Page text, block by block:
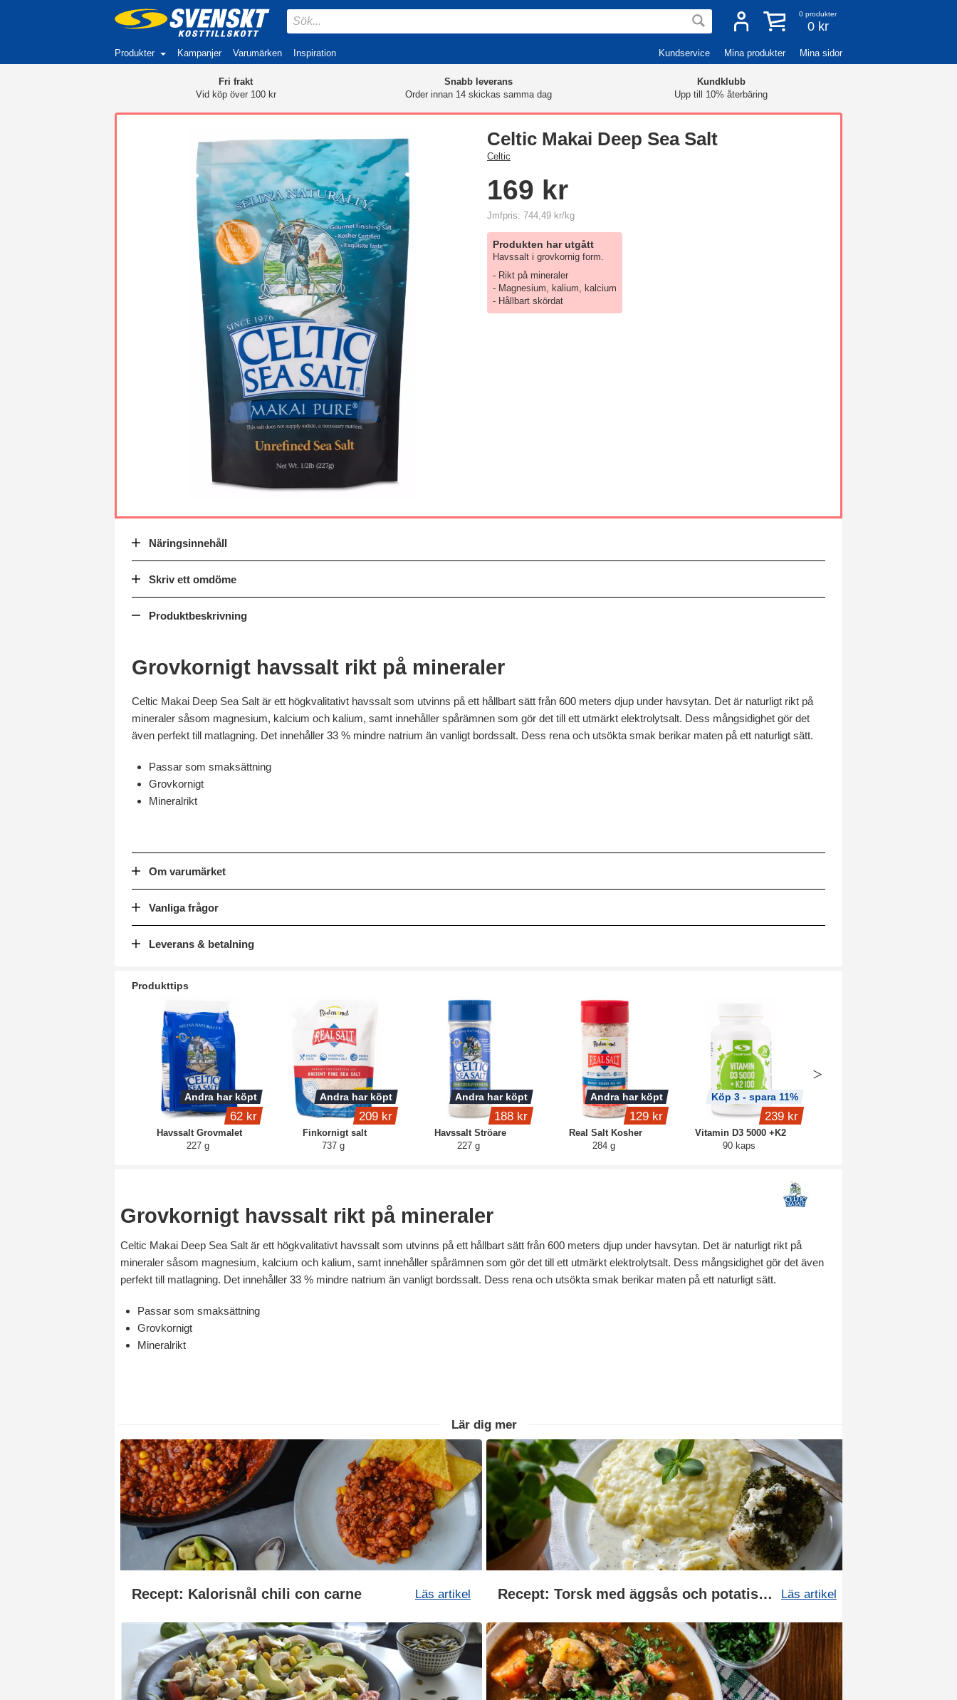
0 produkter
0 kr
Produkter Kampanjer Varumärken Inspiration Kundservice Mina produkter Mina sidor
Fri frakt
Vid köp över 100 kr
Snabb leverans
Order innan 14 skickas samma dag
Kundklubb
Upp till 10% återbäring
Celtic Makai Deep Sea Salt
Celtic
169 kr
Jmfpris: 744,49 kr/kg
Produkten har utgått
Havssalt i grovkornig form.
- Rikt på mineraler
- Magnesium, kalium, kalcium
- Hållbart skördat
Näringsinnehåll
Skriv ett omdöme
Produktbeskrivning
Grovkornigt havssalt rikt på mineraler
Celtic Makai Deep Sea Salt är ett högkvalitativt havssalt som utvinns på ett hållbart sätt från 600 meters djup under havsytan. Det är naturligt rikt på
mineraler såsom magnesium, kalcium och kalium, samt innehåller spårämnen som gör det till ett utmärkt elektrolytsalt. Dess mångsidighet gör det
även perfekt till matlagning. Det innehåller 33 % mindre natrium än vanligt bordssalt. Dess rena och utsökta smak berikar maten på ett naturligt sätt.
Passar som smaksättning
Grovkornigt
Mineralrikt
Om varumärket
Vanliga frågor
Leverans & betalning
Produkttips
Havssalt Grovmalet
227 g
Andra har köpt
62 kr
Finkornigt salt
737 g
Andra har köpt
209 kr
Havssalt Ströare
227 g
Andra har köpt
188 kr
Real Salt Kosher
284 g
Andra har köpt
129 kr
Vitamin D3 5000 +K2
90 kaps
Köp 3 - spara 11%
239 kr
Grovkornigt havssalt rikt på mineraler
Celtic Makai Deep Sea Salt är ett högkvalitativt havssalt som utvinns på ett hållbart sätt från 600 meters djup under havsytan. Det är naturligt rikt på
mineraler såsom magnesium, kalcium och kalium, samt innehåller spårämnen som gör det till ett utmärkt elektrolytsalt. Dess mångsidighet gör det även
perfekt till matlagning. Det innehåller 33 % mindre natrium än vanligt bordssalt. Dess rena och utsökta smak berikar maten på ett naturligt sätt.
Passar som smaksättning
Grovkornigt
Mineralrikt
Lär dig mer
Recept: Kalorisnål chili con carne Läs artikel Recept: Torsk med äggsås och potatismos Läs artikel